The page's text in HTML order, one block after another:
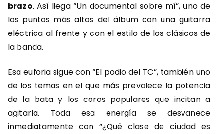
brazo. Así llega “Un documental sobre mí”, uno de
los puntos más altos del álbum con una guitarra
eléctrica al frente y con el estilo de los clásicos de
la banda.
Esa euforia sigue con “El podio del TC”, también uno
de los temas en el que más prevalece la potencia
de la bata y los coros populares que incitan a
agitarla. Toda esa energía se desvanece
inmediatamente con “¿Qué clase de ciudad es